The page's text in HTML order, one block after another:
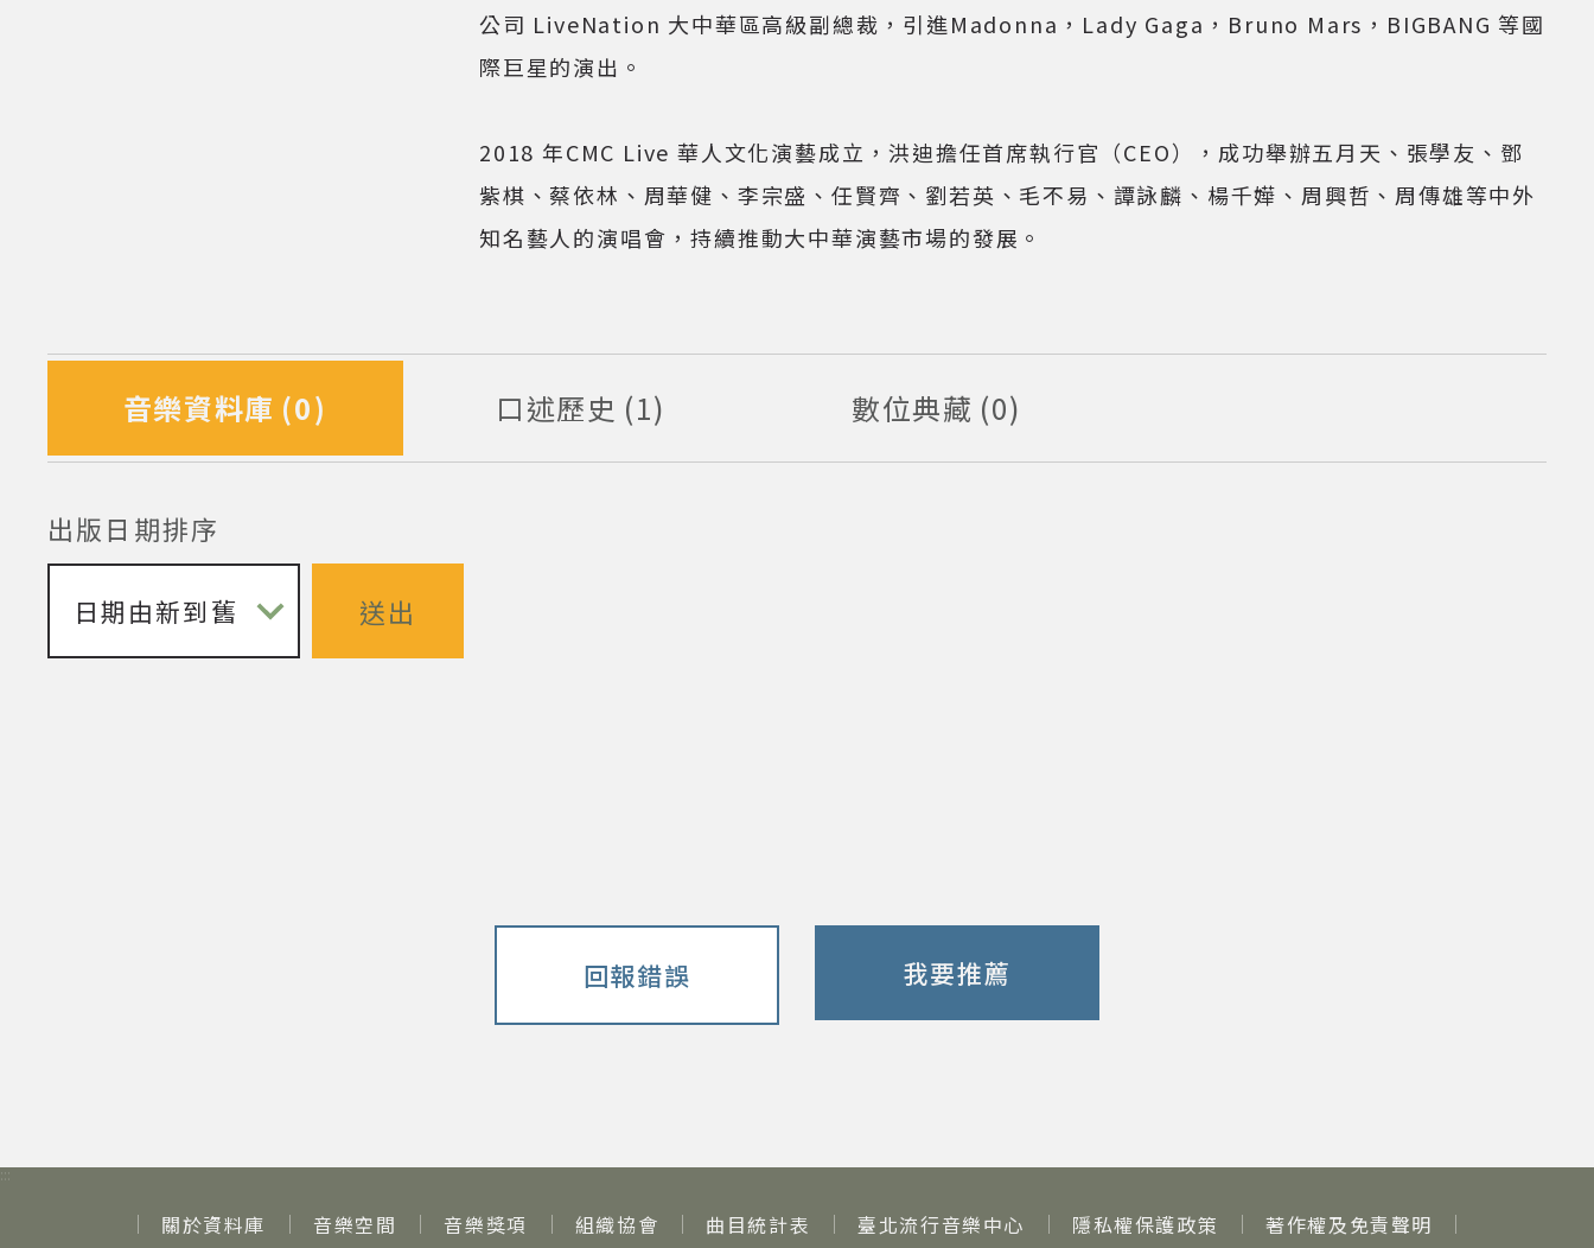
公司 LiveNation 大中華區高級副總裁，引進Madonna，Lady Gaga，Bruno Mars，BIGBANG 等國
際巨星的演出。
2018 年CMC Live 華人文化演藝成立，洪迪擔任首席執行官（CEO），成功舉辦五月天、張學友、鄧
紫棋、蔡依林、周華健、李宗盛、任賢齊、劉若英、毛不易、譚詠麟、楊千嬅、周興哲、周傳雄等中外
知名藝人的演唱會，持續推動大中華演藝市場的發展。
音樂資料庫 0 口述歷史 1 數位典藏 0
出版日期排序
送出
回報錯誤 我要推薦
:::
關於資料庫 音樂空間 音樂獎項 組織協會 曲目統計表 臺北流行音樂中心 隱私權保護政策 著作權及免責聲明